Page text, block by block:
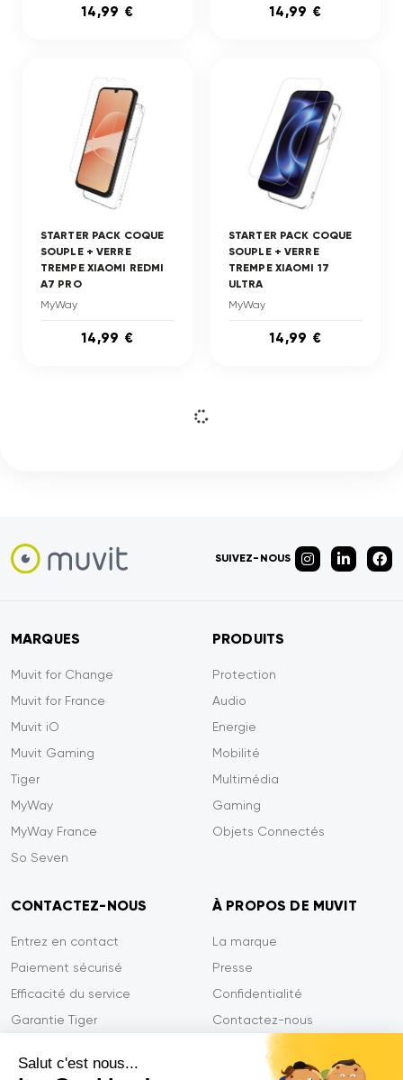
Salut c'est nous...
14,99 € 14,99 €
STARTER PACK COQUE
SOUPLE + VERRE
TREMPE XIAOMI REDMI
A7 PRO
MyWay
14,99 €
STARTER PACK COQUE
SOUPLE + VERRE
TREMPE XIAOMI 17
ULTRA
MyWay
14,99 €
SUIVEZ-NOUS
MARQUES
Muvit for Change
Muvit for France
Muvit iO
Muvit Gaming
Tiger
MyWay
MyWay France
So Seven
PRODUITS
Protection
Audio
Energie
Mobilité
Multimédia
Gaming
Objets Connectés
CONTACTEZ-NOUS
Entrez en contact
Paiement sécurisé
Efficacité du service
Garantie Tiger
À PROPOS DE MUVIT
La marque
Presse
Confidentialité
Contactez-nous